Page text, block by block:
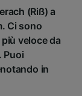
(Riß) a
Ci sono
veloce da
Puoi
in